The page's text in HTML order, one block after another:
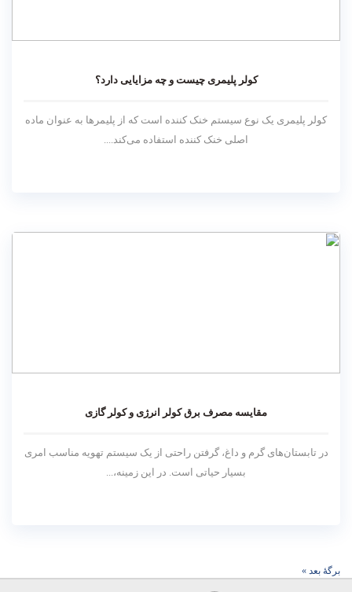
کولر پلیمری چیست و چه مزایایی دارد؟
کولر پلیمری یک نوع سیستم خنک کننده است که از پلیمرها به عنوان ماده
اصلی خنک کننده استفاده می‌کند....
مقایسه مصرف برق کولر انرژی و کولر گازی
در تابستان‌های گرم و داغ، گرفتن راحتی از یک سیستم تهویه مناسب امری
بسیار حیاتی است. در این زمینه،...
برگهٔ بعد »